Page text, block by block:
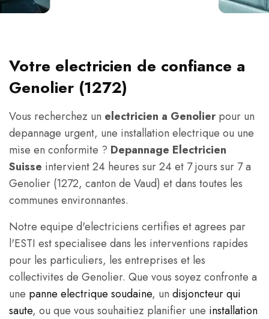
Votre electricien de confiance a
Genolier (1272)
Vous recherchez un electricien a Genolierpour un
depannage urgent, une installation electrique ou une
mise en conformite ? Depannage Electricien
Suisse intervient 24 heures sur 24 et 7 jours sur 7 a
Genolier (1272, canton de Vaud) et dans toutes les
communes environnantes.
Notre equipe d'electriciens certifies et agrees par
l'ESTI est specialisee dans les interventions rapides
pour les particuliers, les entreprises et les
collectivites de Genolier. Que vous soyez confronte a
une panne electrique soudaine, un disjoncteur qui
saute, ou que vous souhaitiez planifier une installation